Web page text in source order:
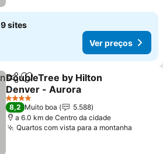
9 sites
Ver preços
PartilharAdicionar aos favoritos
DoubleTree by Hilton
Denver - Aurora
4 Estrelas
8,2 Muito boa
5.588
a 6.0 km de Centro da cidade
Quartos com vista para a montanha